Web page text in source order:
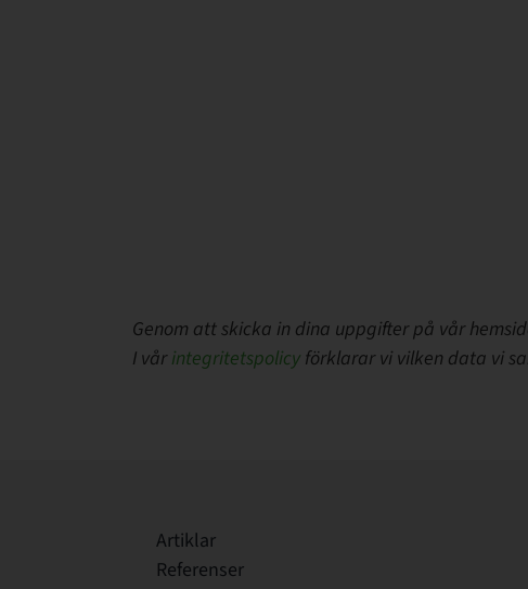
Genom att skicka in dina uppgifter på vår
I vårintegritetspolicy förklarar vi vilken data vi
Artiklar
Referenser